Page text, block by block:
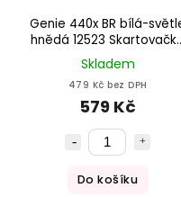
Genie 440x BR bílá-
hnědá 12523
dokumentů
Skladem
479 Kč bez DPH
579 Kč
Do košíku